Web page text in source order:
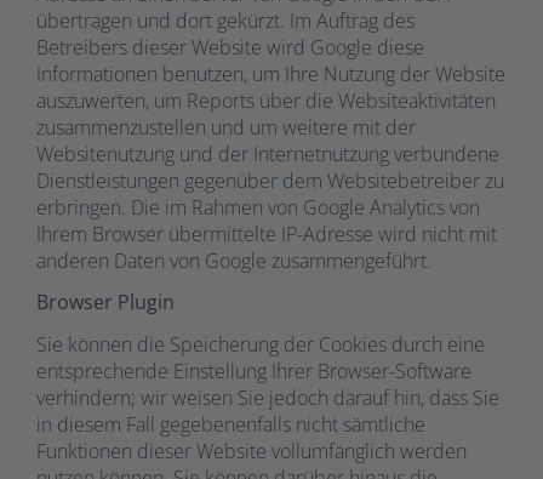
übertragen und dort gekürzt. Im Auftrag des
Betreibers dieser Website wird Google diese
Informationen benutzen, um Ihre Nutzung der Website
auszuwerten, um Reports über die Websiteaktivitäten
zusammenzustellen und um weitere mit der
Websitenutzung und der Internetnutzung verbundene
Dienstleistungen gegenüber dem Websitebetreiber zu
erbringen. Die im Rahmen von Google Analytics von
Ihrem Browser übermittelte IP-Adresse wird nicht mit
anderen Daten von Google zusammengeführt.
Browser Plugin
Sie können die Speicherung der Cookies durch eine
entsprechende Einstellung Ihrer Browser-Software
verhindern; wir weisen Sie jedoch darauf hin, dass Sie
in diesem Fall gegebenenfalls nicht sämtliche
Funktionen dieser Website vollumfänglich werden